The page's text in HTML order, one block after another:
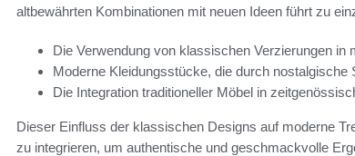
altbewährten Kombinationen mit neuen Ideen führt zu
Die Verwendung von klassischen Verzierungen in
Moderne Kleidungsstücke, die durch nostalgische
Die Integration traditioneller Möbel in
Dieser Einfluss der klassischen Designs auf moderne
zu integrieren, um authentische und geschmackvolle